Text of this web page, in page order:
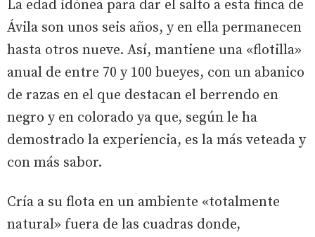
La edad idónea para dar el salto a esta finca de
Ávila son unos seis años, y en ella permanecen
hasta otros nueve. Así, mantiene una «flotilla»
anual de entre 70 y 100 bueyes, con un abanico
de razas en el que destacan el berrendo en
negro y en colorado ya que, según le ha
demostrado la experiencia, es la más veteada y
con más sabor.
Cría a su flota en un ambiente «totalmente
natural» fuera de las cuadras donde,